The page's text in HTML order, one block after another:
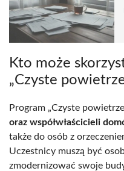
Kto może
„Czyste
Program „Czyste
oraz współwłaścicieli
także do osób z
Uczestnicy muszą być
zmodernizować swoje